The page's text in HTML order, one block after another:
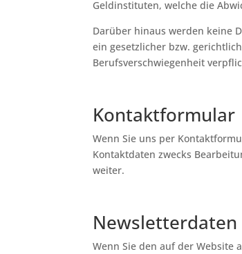
Geldinstituten, welche die
Darüber hinaus werden keine
ein gesetzlicher bzw.
Berufsverschwiegenheit
Kontaktformular
Wenn Sie uns per
Kontaktdaten zwecks
weiter.
Newsletterdaten
Wenn Sie den auf der Website